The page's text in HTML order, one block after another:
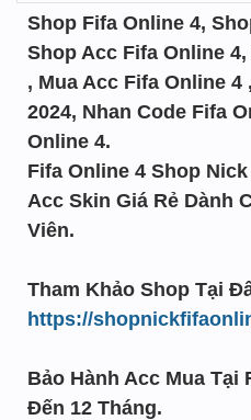
Shop Fifa Online 4,
Shop Acc Fifa Online
, Mua Acc Fifa Online
2024, Nhan Code Fifa
Online 4.
Fifa Online 4 Shop
Acc Skin Giá Rẻ Dành
Viên.
Tham Khảo Shop Tại
https://
Bảo Hành Acc Mua Tại
Đến 12 Tháng.